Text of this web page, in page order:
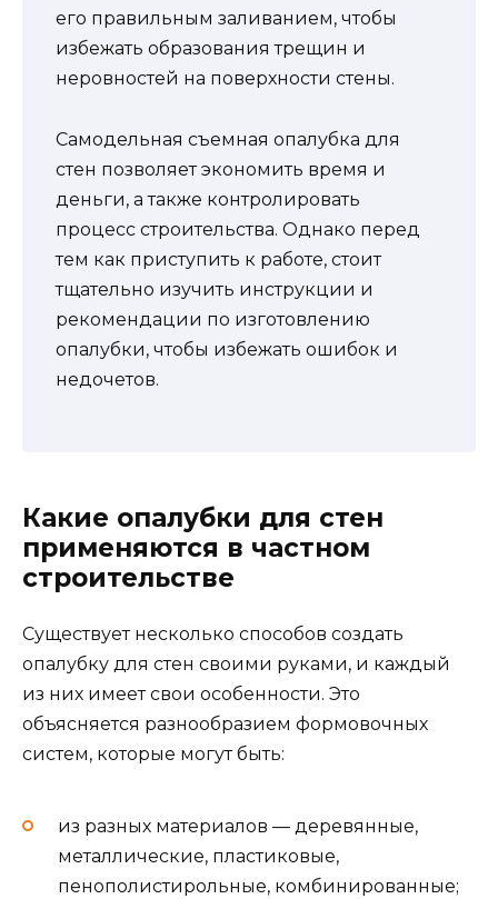
его правильным заливанием, чтобы
избежать образования трещин и
неровностей на поверхности стены.
Самодельная съемная опалубка для
стен позволяет экономить время и
деньги, а также контролировать
процесс строительства. Однако перед
тем как приступить к работе, стоит
тщательно изучить инструкции и
рекомендации по изготовлению
опалубки, чтобы избежать ошибок и
недочетов.
Какие опалубки для стен
применяются в частном
строительстве
Существует несколько способов создать
опалубку для стен своими руками, и каждый
из них имеет свои особенности. Это
объясняется разнообразием формовочных
систем, которые могут быть:
из разных материалов — деревянные,
металлические, пластиковые,
пенополистирольные, комбинированные;